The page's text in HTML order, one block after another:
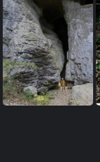
Bief Bousset le 03 oct 2020 (25)